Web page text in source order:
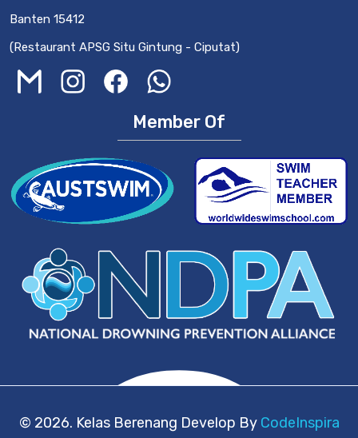
Banten 15412
(Restaurant APSG Situ Gintung - Ciputat)
Member Of
© 2026. Kelas Berenang Develop By CodeInspira